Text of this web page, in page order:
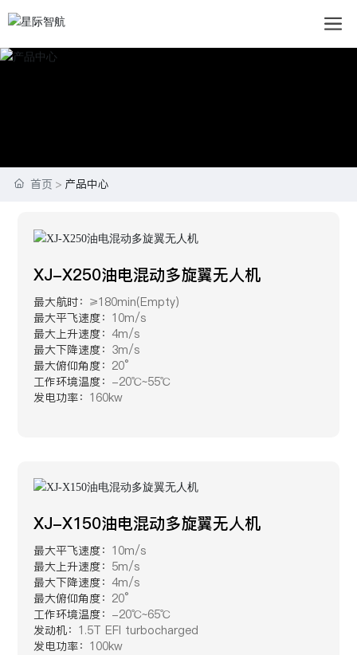
首页 产品中心
XJ-X250油电混动多旋翼无人机
最大航时： ≥180min(Empty)
最大平飞速度： 10m/s
最大上升速度： 4m/s
最大下降速度： 3m/s
最大俯仰角度： 20°
工作环境温度： -20℃~55℃
发电功率： 160kw
XJ-X150油电混动多旋翼无人机
最大平飞速度： 10m/s
最大上升速度： 5m/s
最大下降速度： 4m/s
最大俯仰角度： 20°
工作环境温度： -20℃~65℃
发动机： 1.5T EFI turbocharged
发电功率： 100kw